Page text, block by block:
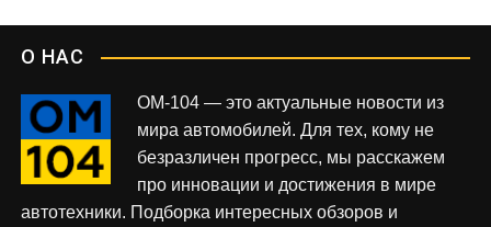
О НАС
OM-104 — это актуальные новости из
мира автомобилей. Для тех, кому не
безразличен прогресс, мы расскажем
про инновации и достижения в мире
автотехники. Подборка интересных обзоров и